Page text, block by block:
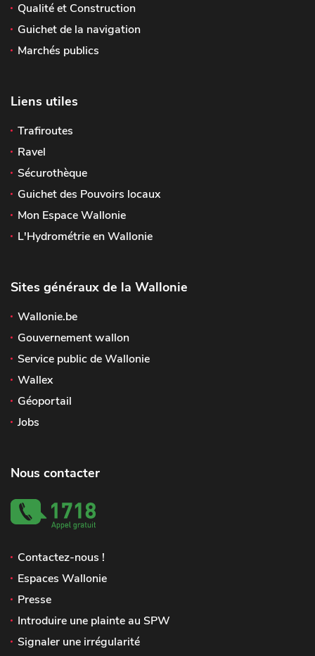
Qualité et Construction
Guichet de la navigation
Marchés publics
Liens utiles
Trafiroutes
Ravel
Sécurothèque
Guichet des Pouvoirs locaux
Mon Espace Wallonie
L'Hydrométrie en Wallonie
Sites généraux de la Wallonie
Wallonie.be
Gouvernement wallon
Service public de Wallonie
Wallex
Géoportail
Jobs
Nous contacter
Contactez-nous !
Espaces Wallonie
Presse
Introduire une plainte au SPW
Signaler une irrégularité